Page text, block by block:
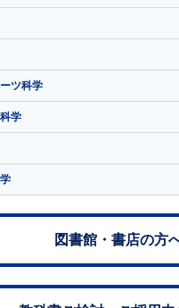
ツ科学
学
図書館・書店の方